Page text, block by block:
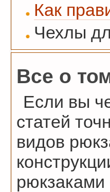
Как
Чехлы
Все о
Если вы
статей
видов
рюкзаками